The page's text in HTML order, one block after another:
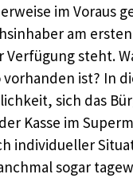
im Voraus
am
Verfügung steht.
ist? In
sich das
Kasse im
individueller
sogar